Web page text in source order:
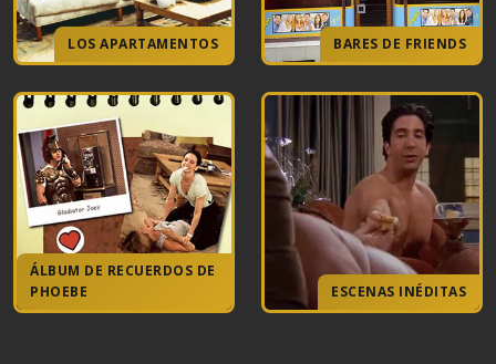
LOS APARTAMENTOS BARES DE FRIENDS
ÁLBUM DE RECUERDOS DE
PHOEBE
ESCENAS INÉDITAS